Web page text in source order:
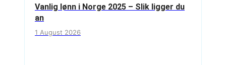
Vanlig lønn i Norge 2025 – Slik ligger du
an
1 August 2026